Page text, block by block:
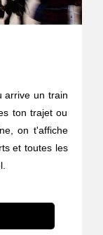
arrive un train
ton trajet ou
on t'affiche
et toutes les